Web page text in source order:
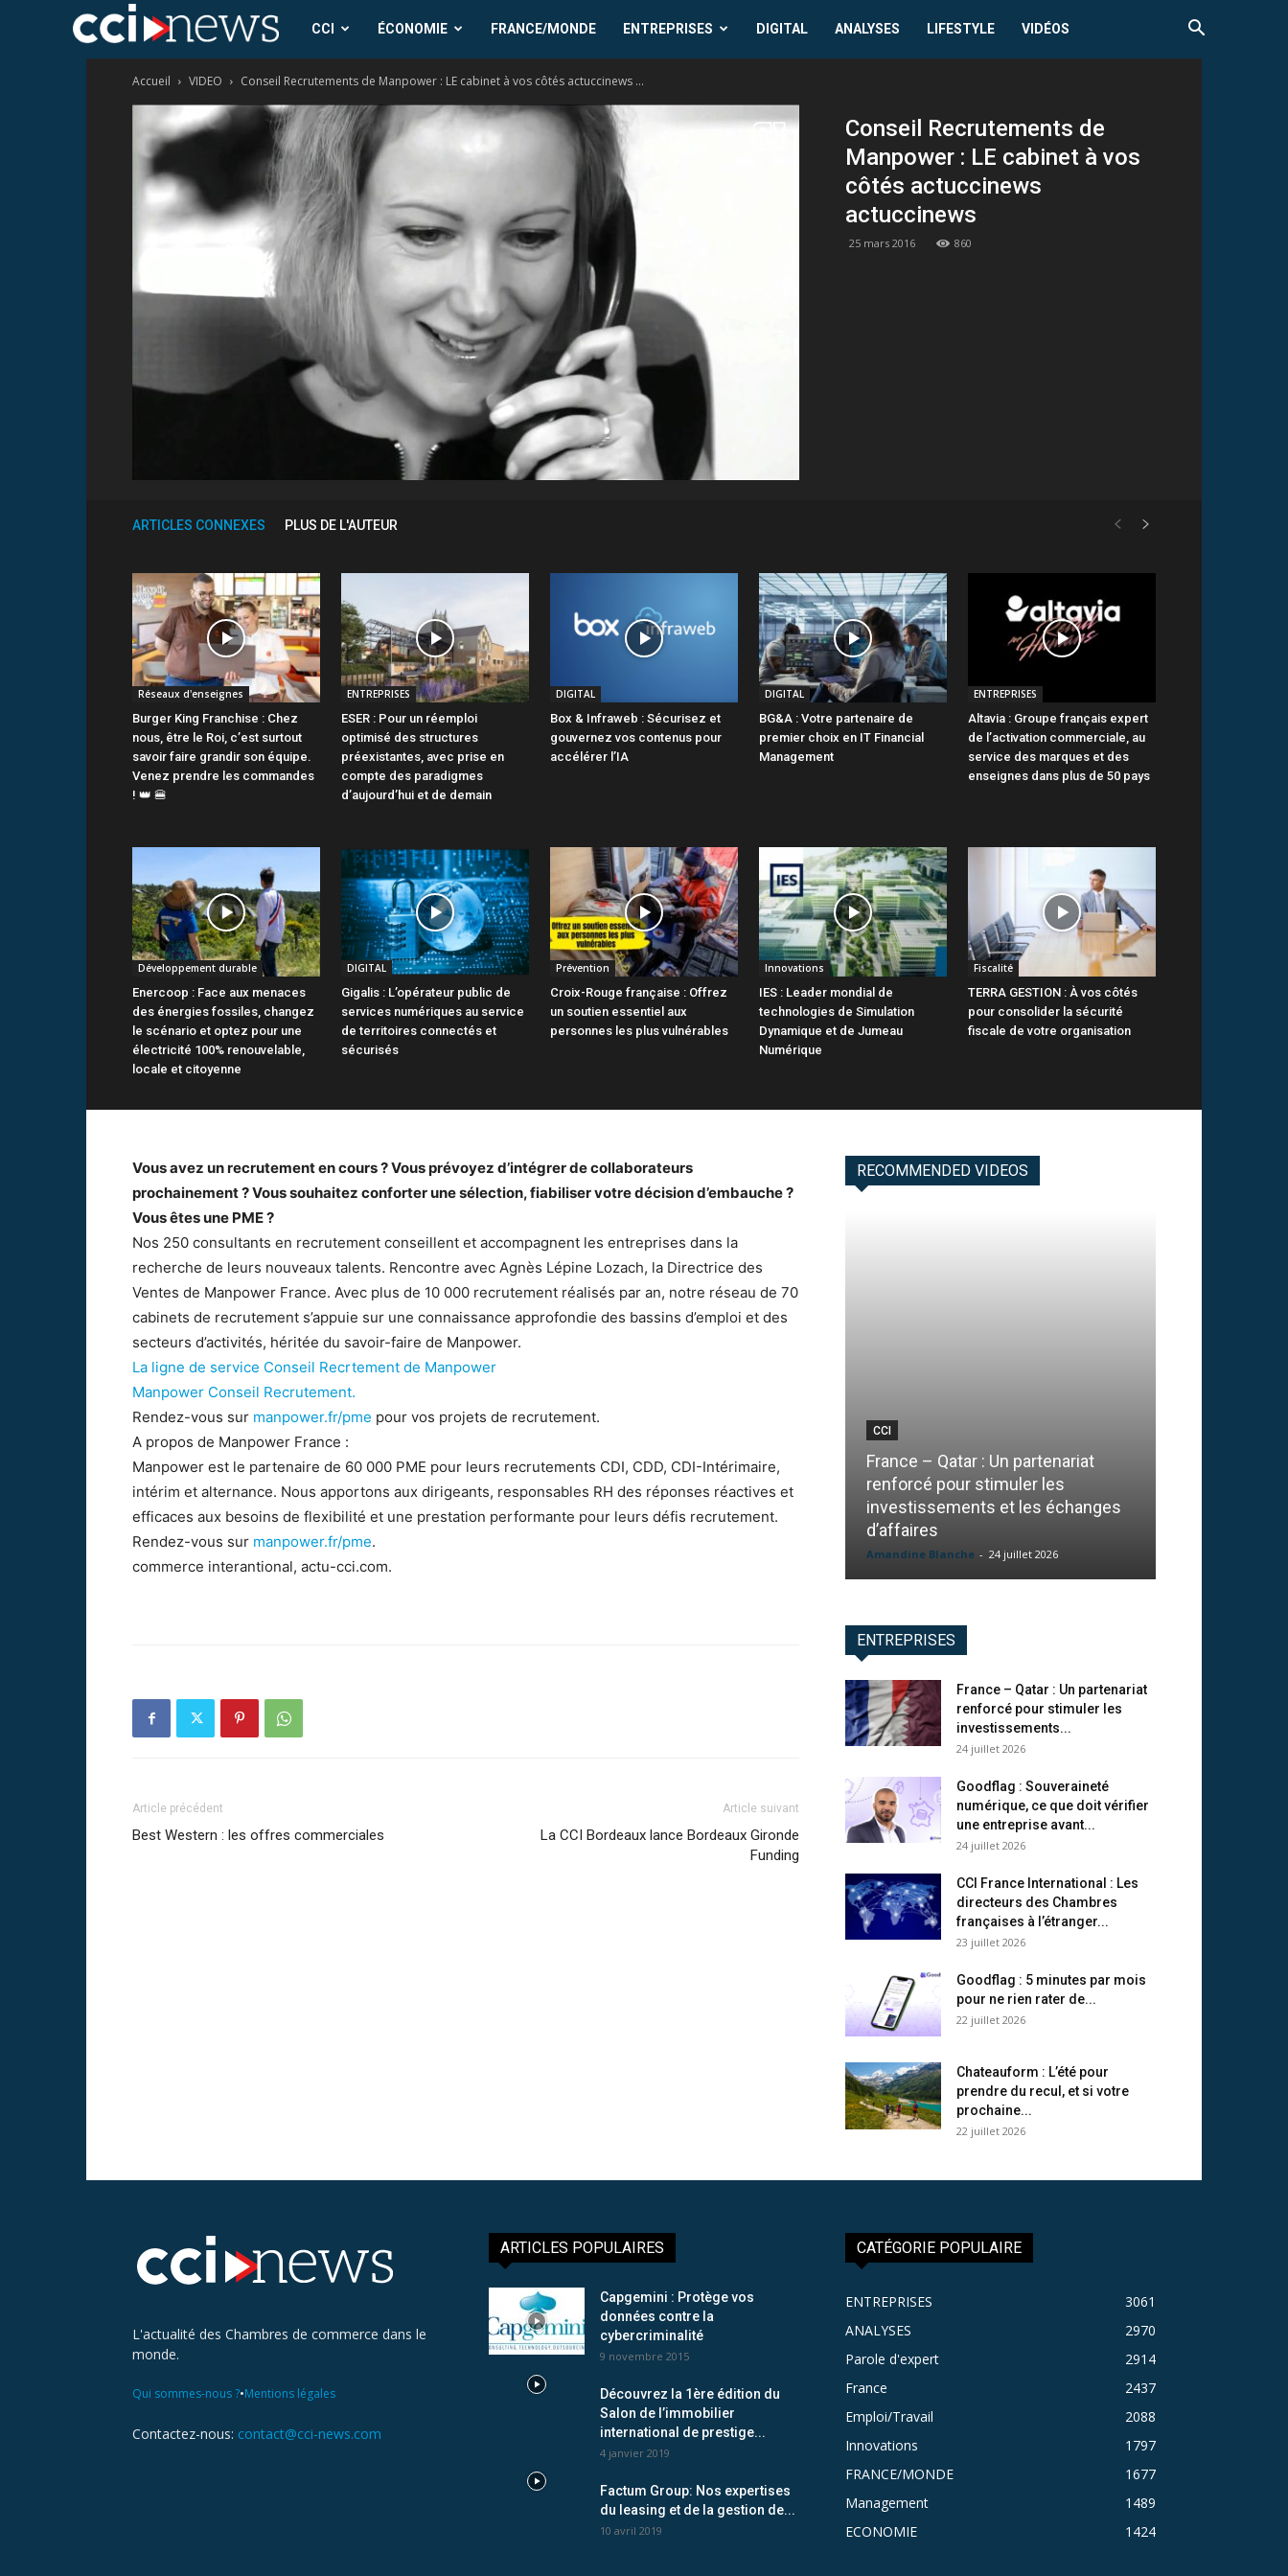
CCI
News
CCI ÉCONOMIE FRANCE/MONDE ENTREPRISES DIGITAL ANALYSES LIFESTYLE VIDÉOS
Accueil VIDEO Conseil Recrutements de Manpower : LE cabinet à vos côtés actuccinews ...
Conseil Recrutements de
Manpower : LE cabinet à vos
côtés actuccinews
actuccinews
25 mars 2016 860
ARTICLES CONNEXES PLUS DE L'AUTEUR
Réseaux d'enseignes
Burger King Franchise : Chez
nous, être le Roi, c’est surtout
savoir faire grandir son équipe.
Venez prendre les commandes
! 👑 🍔
ENTREPRISES
ESER : Pour un réemploi
optimisé des structures
préexistantes, avec prise en
compte des paradigmes
d’aujourd’hui et de demain
DIGITAL
Box & Infraweb : Sécurisez et
gouvernez vos contenus pour
accélérer l’IA
DIGITAL
BG&A : Votre partenaire de
premier choix en IT Financial
Management
ENTREPRISES
Altavia : Groupe français expert
de l’activation commerciale, au
service des marques et des
enseignes dans plus de 50 pays
Développement durable
Enercoop : Face aux menaces
des énergies fossiles, changez
le scénario et optez pour une
électricité 100% renouvelable,
locale et citoyenne
DIGITAL
Gigalis : L’opérateur public de
services numériques au service
de territoires connectés et
sécurisés
Prévention
Croix-Rouge française : Offrez
un soutien essentiel aux
personnes les plus vulnérables
Innovations
IES : Leader mondial de
technologies de Simulation
Dynamique et de Jumeau
Numérique
Fiscalité
TERRA GESTION : À vos côtés
pour consolider la sécurité
fiscale de votre organisation
Vous avez un recrutement en cours ? Vous prévoyez d’intégrer de collaborateurs
prochainement ? Vous souhaitez conforter une sélection, fiabiliser votre décision d’embauche ?
Vous êtes une PME ?
Nos 250 consultants en recrutement conseillent et accompagnent les entreprises dans la
recherche de leurs nouveaux talents. Rencontre avec Agnès Lépine Lozach, la Directrice des
Ventes de Manpower France. Avec plus de 10 000 recrutement réalisés par an, notre réseau de 70
cabinets de recrutement s’appuie sur une connaissance approfondie des bassins d’emploi et des
secteurs d’activités, héritée du savoir-faire de Manpower.
La ligne de service Conseil Recrtement de Manpower
Manpower Conseil Recrutement.
Rendez-vous sur manpower.fr/pme pour vos projets de recrutement.
A propos de Manpower France :
Manpower est le partenaire de 60 000 PME pour leurs recrutements CDI, CDD, CDI-Intérimaire,
intérim et alternance. Nous apportons aux dirigeants, responsables RH des réponses réactives et
efficaces aux besoins de flexibilité et une prestation performante pour leurs défis recrutement.
Rendez-vous sur manpower.fr/pme.
commerce interantional, actu-cci.com.
Article précédent
Best Western : les offres commerciales
Article suivant
La CCI Bordeaux lance Bordeaux Gironde
Funding
RECOMMENDED VIDEOS
CCI
France – Qatar : Un partenariat
renforcé pour stimuler les
investissements et les échanges
d’affaires
Amandine Blanche - 24 juillet 2026
ENTREPRISES
France – Qatar : Un partenariat
renforcé pour stimuler les
investissements...
24 juillet 2026
Goodflag : Souveraineté
numérique, ce que doit vérifier
une entreprise avant...
24 juillet 2026
CCI France International : Les
directeurs des Chambres
françaises à l’étranger...
23 juillet 2026
Goodflag : 5 minutes par mois
pour ne rien rater de...
22 juillet 2026
Chateauform : L’été pour
prendre du recul, et si votre
prochaine...
22 juillet 2026
L'actualité des Chambres de commerce dans le
monde.
Qui sommes-nous ?•Mentions légales
Contactez-nous: contact@cci-news.com
ARTICLES POPULAIRES
Capgemini : Protège vos
données contre la
cybercriminalité
9 novembre 2015
Découvrez la 1ère édition du
Salon de l’immobilier
international de prestige...
4 janvier 2019
Factum Group: Nos expertises
du leasing et de la gestion de...
10 avril 2019
CATÉGORIE POPULAIRE
ENTREPRISES
3061
ANALYSES
2970
Parole d'expert
2914
France
2437
Emploi/Travail
2088
Innovations
1797
FRANCE/MONDE
1677
Management
1489
ECONOMIE
1424